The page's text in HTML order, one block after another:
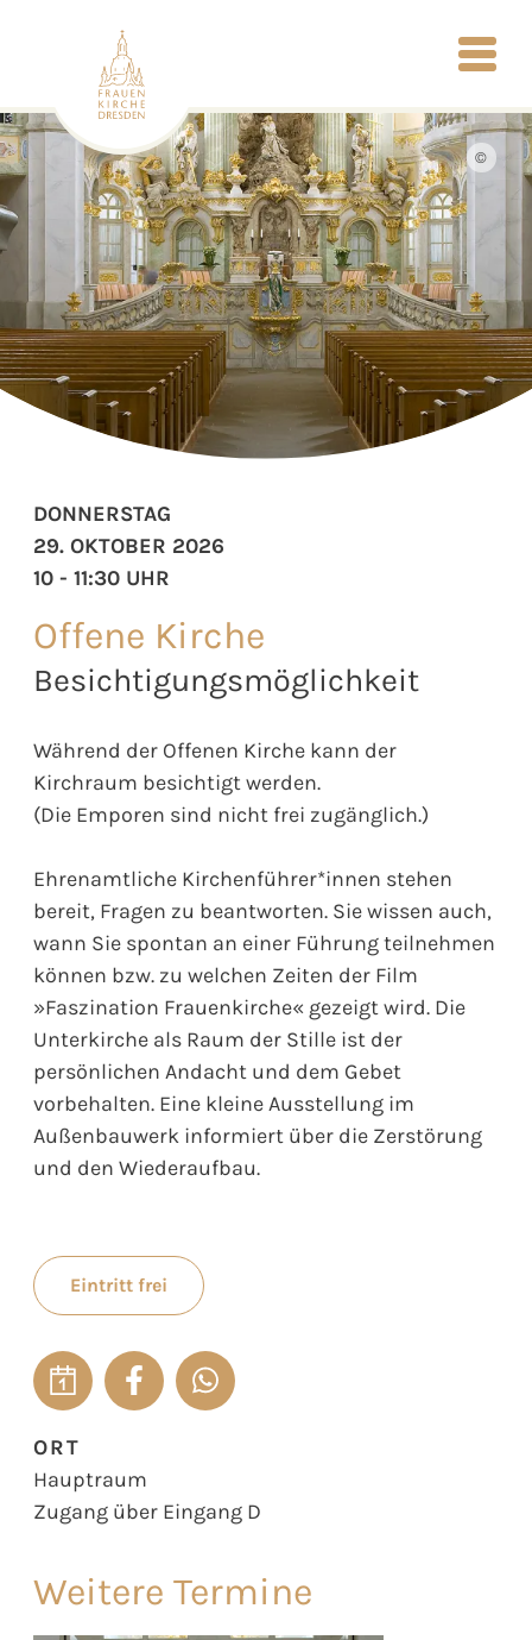
©
Offene Kirche
Besichtigungsmöglichkeit
Während der Offenen Kirche kann der
Kirchraum besichtigt werden.
(Die Emporen sind nicht frei zugänglich.)
Ehrenamtliche Kirchenführer*innen stehen
bereit, Fragen zu beantworten. Sie wissen auch,
wann Sie spontan an einer Führung teilnehmen
können bzw. zu welchen Zeiten der Film
»Faszination Frauenkirche« gezeigt wird. Die
Unterkirche als Raum der Stille ist der
persönlichen Andacht und dem Gebet
vorbehalten. Eine kleine Ausstellung im
Außenbauwerk informiert über die Zerstörung
und den Wiederaufbau.
Eintritt frei
DONNERSTAG
29. OKTOBER 2026
10 - 11:30 UHR
ORT
Hauptraum
Zugang über Eingang D
Weitere Termine